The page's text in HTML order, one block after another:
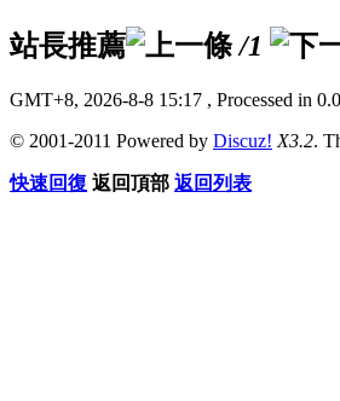
站長推薦 /1
GMT+8, 2026-8-8 15:17 , Processed in
© 2001-2011 Powered by Discuz! X3.2.
快速回復 返回頂部 返回列表